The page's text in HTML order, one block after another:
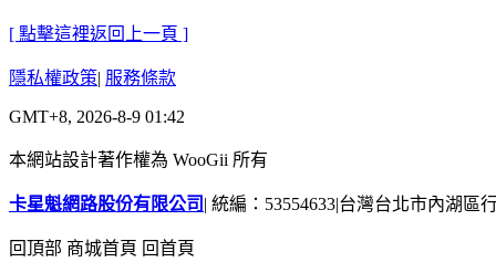
[ 點擊這裡返回上一頁 ]
隱私權政策| 服務條款
GMT+8, 2026-8-9 01:42
本網站設計著作權為 WooGii 所有
卡星魁網路股份有限公司 | 統編：53554633|台灣台北市內湖區
回頂部 商城首頁 回首頁